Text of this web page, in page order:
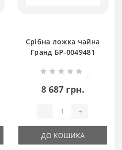
Срібна ложка чайна
Гранд БР-0049481
8 687 грн.
- +
ДО КОШИКА